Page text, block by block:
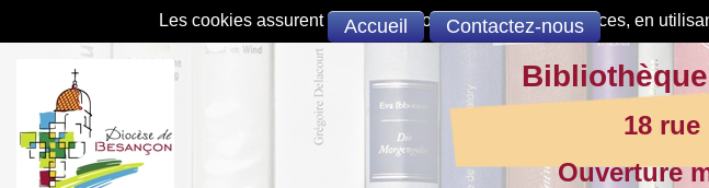
Les cookies assurent le bon fonctionnement de nos services, en
Accueil Contactez-nous
18 rue
Ouverture